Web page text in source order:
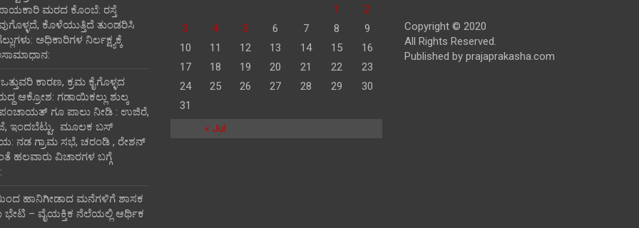
ಮರದ ಕೊಂಬೆ: ರಸ್ತೆ
ಕೊಳೆಯುತ್ತಿದೆ ತುಂಡರಿಸಿ
ಅಧಿಕಾರಿಗಳ ನಿರ್ಲಕ್ಷ್ಯಕ್ಕೆ
ಕಾರಣ, ಕ್ರಮ ಕೈಗೊಳ್ಳದ
ಆಕ್ರೋಶ: ಗಡಾಯಿಕಲ್ಲು ಶುಲ್ಕ
ಗೂ ಪಾಲು ನೀಡಿ : ಉಜಿರೆ,
ಇಂದಬೆಟ್ಟು, ಮೂಲಕ ಬಸ್
ನಡ ಗ್ರಾಮ ಸಭೆ, ಚರಂಡಿ , ರೇಶನ್
ಹಲವಾರು ವಿಚಾರಗಳ ಬಗ್ಗೆ
ಹಾನಿಗೀಡಾದ ಮನೆಗಳಿಗೆ ಶಾಸಕ
ಭೇಟಿ – ವೈಯಕ್ತಿಕ ನೆಲೆಯಲ್ಲಿ ಆರ್ಥಿಕ‌
« Jul
1
2
3
4 5 6 7 8
9
10
11 12 13 14 15
16
17
18 19 20 21 22
23
24
25 26 27 28 29
30
31
Copyright © 2020
All Rights Reserved.
Published by prajaprakasha.com